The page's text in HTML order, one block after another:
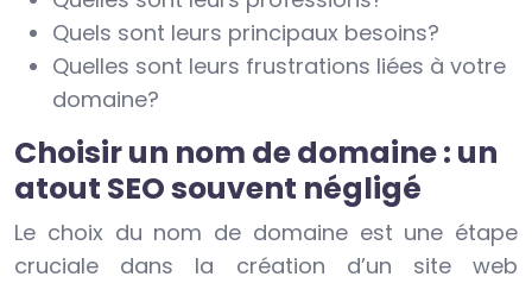
Quels sont leurs principaux besoins?
Quelles sont leurs frustrations liées à votre
domaine?
Choisir un nom de domaine : un
atout SEO souvent négligé
Le choix du nom de domaine est une étape
cruciale dans la création d’un site web